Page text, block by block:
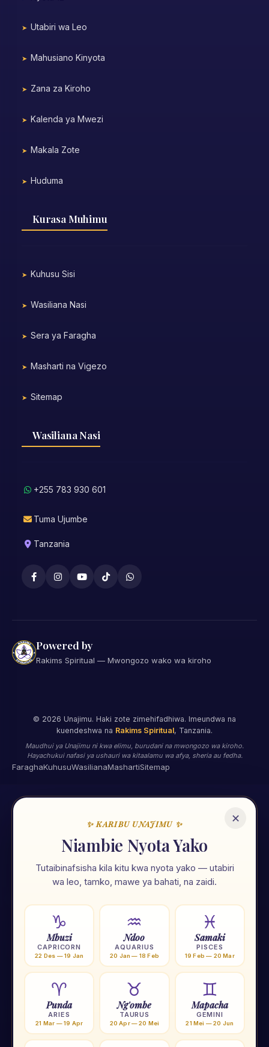
Utabiri wa Leo
Mahusiano Kinyota
Zana za Kiroho
Kalenda ya Mwezi
Makala Zote
Huduma
Kurasa Muhimu
Kuhusu Sisi
Wasiliana Nasi
Sera ya Faragha
Masharti na Vigezo
Sitemap
Wasiliana Nasi
+255 783 930 601
Tuma Ujumbe
Tanzania
Powered by
Rakims Spiritual — Mwongozo wako wa kiroho
© 2026 Unajimu. Haki zote zimehifadhiwa. Imeundwa na
kuendeshwa na Rakims Spiritual, Tanzania.
Maudhui ya Unajimu ni kwa elimu, burudani na mwongozo wa kiroho.
Hayachukui nafasi ya ushauri wa kitaalamu wa afya, sheria au fedha.
FaraghaKuhusuWasilianaMashartiSitemap
✕
✨ KARIBU UNAJIMU ✨
Niambie Nyota Yako
Tutaibinafsisha kila kitu kwa nyota yako — utabiri
wa leo, tamko, mawe ya bahati, na zaidi.
♑
Mbuzi
CAPRICORN
22 Des — 19 Jan
♒
Ndoo
AQUARIUS
20 Jan — 18 Feb
♓
Samaki
PISCES
19 Feb — 20 Mar
♈
Punda
ARIES
21 Mar — 19 Apr
♉
Ng'ombe
TAURUS
20 Apr — 20 Mei
♊
Mapacha
GEMINI
21 Mei — 20 Jun
🌟
Unajimu App
107 za kiroho. Zote kwa Kiswahili, zote mkononi mwako.
Nyota 12 🔢 Numerolojia 🌙 Mwezi
🟠 Chakra 🧗 Yoga 🕐 Tafakari 💎 Crystal
★ Pakua Unajimu App — BURE
© 2026 Rakims Spiritual • Dar es Salaam, Tanzania